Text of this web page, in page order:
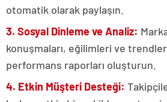
otomatik olarak paylaşın.
3. Sosyal Dinleme ve Analiz:
konuşmaları, eğilimleri ve
performans raporları oluşturun.
4. Etkin Müşteri Desteği: